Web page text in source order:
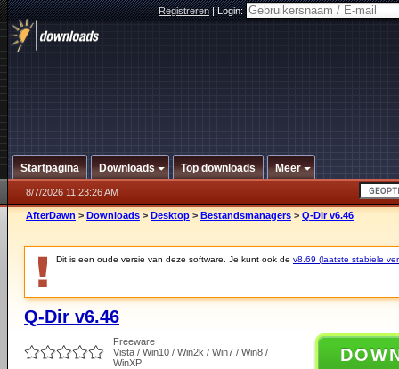
Registreren|Login:
Startpagina Downloads Top downloads Meer
8/7/2026 11:23:26 AM
AfterDawn > Downloads > Desktop > Bestandsmanagers > Q-Dir v6.46
Dit is een oude versie van deze software. Je kunt ook de v8.69 (laatste stabiele
Q-Dir v6.46
Freeware
Vista / Win10 / Win2k / Win7 / Win8 /
WinXP